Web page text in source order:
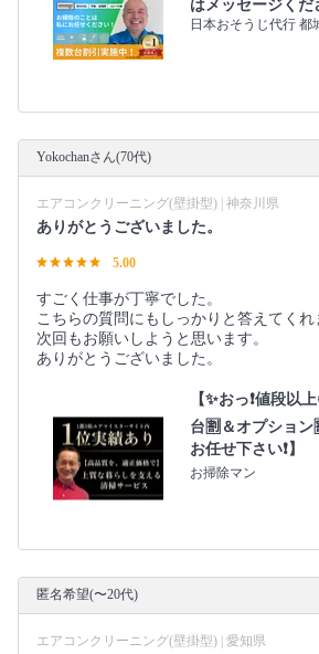
はメッセージくだ
日本おそうじ代行 都
Yokochanさん(70代)
エアコンクリーニング(壁掛型) | 神奈川県
ありがとうございました。
5.00
すごく仕事が丁寧でした。
こちらの質問にもしっかりと答えてくれ
次回もお願いしようと思います。
ありがとうございました。
【✨おっ❗値段以
台🈹＆オプション
お任せ下さい❗】
お掃除マン
匿名希望(〜20代)
エアコンクリーニング(壁掛型) | 愛知県